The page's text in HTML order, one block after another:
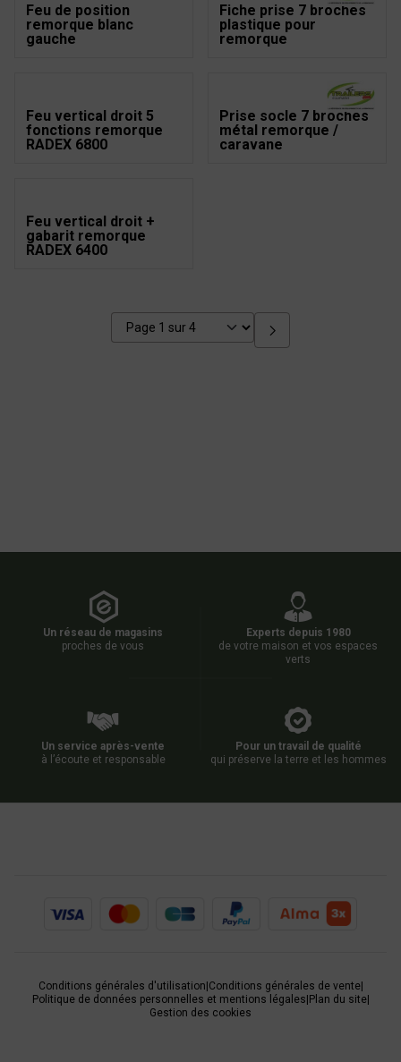
Feu de position
remorque blanc
gauche
Fiche prise 7 broches
plastique pour
remorque
Feu vertical droit 5
fonctions remorque
RADEX 6800
Prise socle 7 broches
métal remorque /
caravane
Feu vertical droit +
gabarit remorque
RADEX 6400
Un réseau de magasins
proches de vous
Experts depuis 1980
de votre maison et vos espaces
verts
Un service après-vente
à l’écoute et responsable
Pour un travail de qualité
qui préserve la terre et les hommes
Conditions générales d'utilisation Conditions générales de vente|
Politique de données personnelles et mentions légales Plan du site|
Gestion des cookies